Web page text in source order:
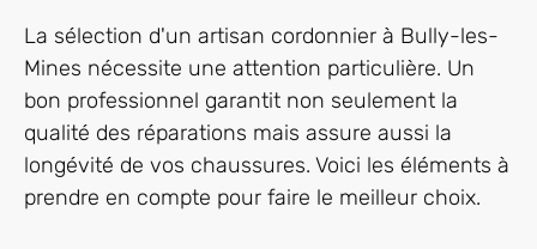
La sélection d'un artisan cordonnier à Bully-les-
Mines nécessite une attention particulière. Un
bon professionnel garantit non seulement la
qualité des réparations mais assure aussi la
longévité de vos chaussures. Voici les éléments à
prendre en compte pour faire le meilleur choix.